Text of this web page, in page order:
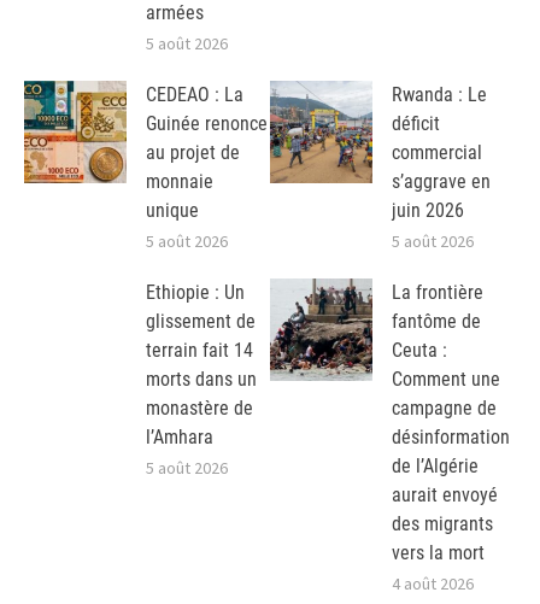
armées
5 août 2026
CEDEAO : La
Guinée renonce
au projet de
monnaie
unique
5 août 2026
Rwanda : Le
déficit
commercial
s’aggrave en
juin 2026
5 août 2026
Ethiopie : Un
glissement de
terrain fait 14
morts dans un
monastère de
l’Amhara
5 août 2026
La frontière
fantôme de
Ceuta :
Comment une
campagne de
désinformation
de l’Algérie
aurait envoyé
des migrants
vers la mort
4 août 2026